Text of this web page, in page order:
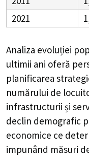
2021
Analiza evoluției
ultimii ani oferă
planificarea
numărului de
infrastructurii și
declin demografic
economice ce
impunând măsuri